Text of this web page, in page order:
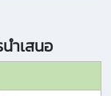
ำเสนอ